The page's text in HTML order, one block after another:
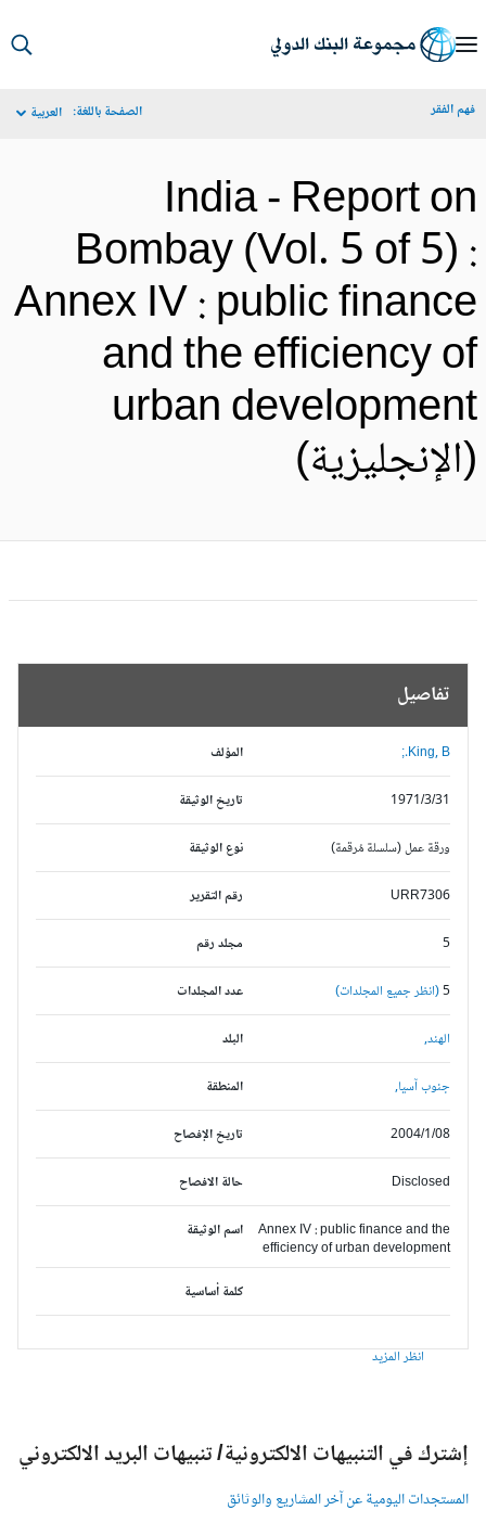
الفقر الصفحة باللغة: العربية
India - Report
Bombay (Vol. 5 of
Annex IV : public
and the efficiency
urban
تفاصيل
المؤلف King, B.;
تاريخ الوثيقة 1971/3/31
نوع الوثيقة ورقة عمل (سلسلة مُرقمة)
رقم التقرير URR7306
مجلد رقم
عدد المجلدات (انظر جميع المجلدات)
البلد الهند,
المنطقة جنوب آسيا,
تاريخ الإفصاح 2004/1/08
حالة الافصاح Disclosed
اسم الوثيقة
Annex IV : public finance and the
efficiency of urban development
كلمة أساسية
انظر المزيد
إشترك في التنبيهات الالكترونية/ تنبيهات البريد الالكتروني
المستجدات اليومية عن آخر المشاريع والوثائق